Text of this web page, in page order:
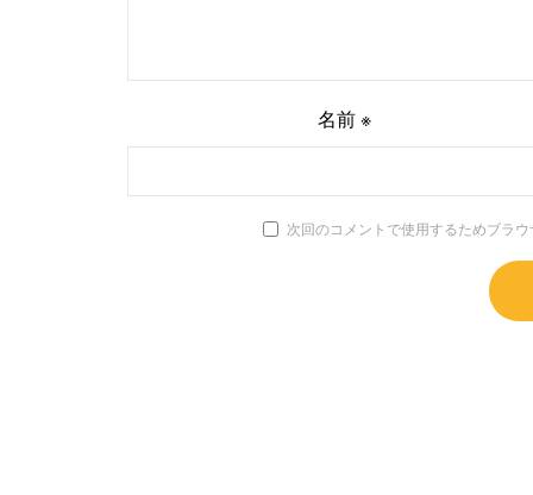
名前 ※
次回のコメントで使用するためブラ